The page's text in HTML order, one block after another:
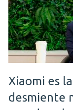
Xiaomi es
desmiente